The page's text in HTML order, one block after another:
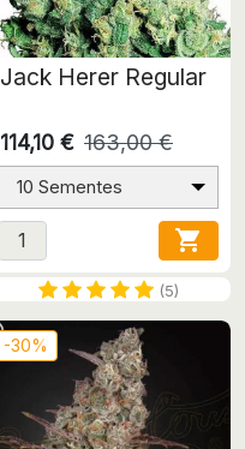
Jack Herer Regular
114,10 € 163,00 €
10 Sementes

(5)
-30%